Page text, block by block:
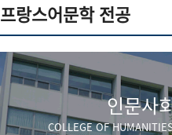
프랑스어문학 전공
인문사
COLLEGE OF